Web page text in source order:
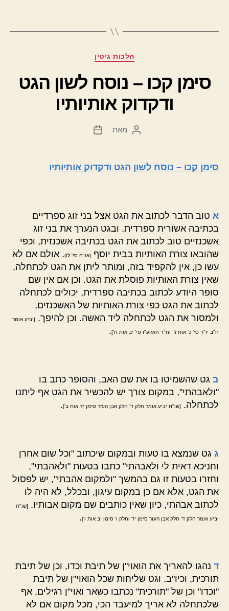
קטגוריות
הלכות גיטין
סימן קכו – נוסח לשון הגט
ודקדוק אותיותיו
המחבר
מאת
תאריך
סימן קכו – נוסח לשון הגט ודקדוק אותיותיו
א טוב הדבר לכתוב את הגט אצל בני זוג ספרדיים
בכתיבה אשורית ספרדית. ובגט הנערך את בני זוג
אשכנזיים טוב לכתוב את הגט בכתיבה אשכנזית, וכפי
שהובאו צורת האותיות בבית יוסף (או"ח סי' לו). אולם אם לא
עשו כן, אין להקפיד בזה, ומותר ליתן את הגט לכתחלה,
שאין צורת האותיות פוסלת את הגט. וכן אם אין שם
סופר היודע לכתוב בכתיבה ספרדית, יכולים לכתחלה
לכתוב את הגט כפי צורת האותיות של האשכנזים,
ולמסור את הגט לכתחלה ליד האשה. וכן להיפך.
[יביע אומר
ח"ב יו"ד סי' כ' אות ז', וח"ד חאהע"ז סי' יב אות ח'].
ב גט שהשמיטו בו את שם האב, והסופר כתב בו
"ולאבהתי", במקום צורך יש להכשיר את הגט אף ליתנו
לכתחלה.
[שו"ת יביע אומר חלק ד' חלק אבן העזר סימן יד אות ב'].
ג גט שנמצא בו טעות ובמקום שיכתוב "וכל שום אחרן
וחניכא דאית לי ולאבהתי" כתבו בטעות "ולאהבתי",
וחזרו בטעות זו גם בהמשך "ולמקום אהבתי", יש לפסול
את הגט, אלא אם כן במקום עיגון, ובכלל, לא היה לו
לכתוב אבהתי, כיון שאין כותבים שם מקום אבותיו.
[שו"ת
יביע אומר חלק ד' חלק אבן העזר סימן יד וחלק ו' סימן יב אות ו'].
ד נהגו להאריך את הואוי"ן של תיבת וכדו, וכן של תיבת
תורכית, וכיו"ב. וגט שליחות שכל הואוי"ן של תיבת
"וכדו" וכן של "תורכית" נכתבו כשאר ואוי"ן רגילים, אף
שלכתחלה לא אריך למיעבד הכי, מכל מקום אם לא